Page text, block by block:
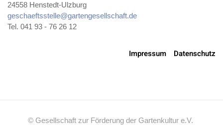
24558 Henstedt-Ulzburg
geschaeftsstelle@gartengesellschaft.de
Tel. 041 93 - 76 26 12
Impressum Datenschutz
© Gesellschaft zur Förderung der Gartenkultur e.V.